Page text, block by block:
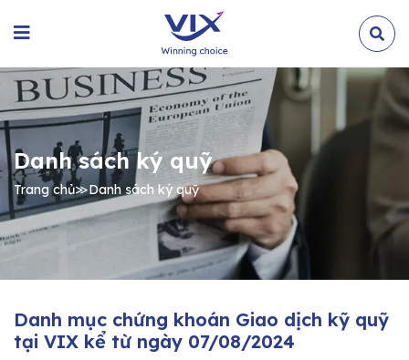
Danh sách ký quỹ
Trang chủ≫Danh sách ký quỹ
Danh mục chứng khoán Giao dịch kỹ quỹ
tại VIX kể từ ngày 07/08/2024